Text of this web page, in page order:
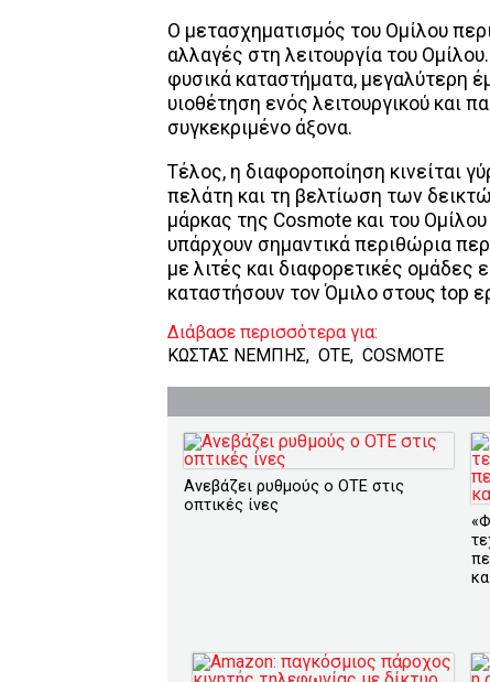
Ο μετασχηματισμός του Ομίλου
αλλαγές στη λειτουργία του
φυσικά καταστήματα, μεγαλύτερη
υιοθέτηση ενός λειτουργικού και
συγκεκριμένο άξονα.
Τέλος, η διαφοροποίηση κινείται
πελάτη και τη βελτίωση των
μάρκας της Cosmote και του
υπάρχουν σημαντικά περιθώρια
με λιτές και διαφορετικές ομάδες
καταστήσουν τον Όμιλο στους top
Διάβασε περισσότερα για:
ΚΩΣΤΑΣ ΝΕΜΠΗΣ, OTE, COSMOTE
Ανεβάζει ρυθμούς ο ΟΤΕ στις
οπτικές ίνες